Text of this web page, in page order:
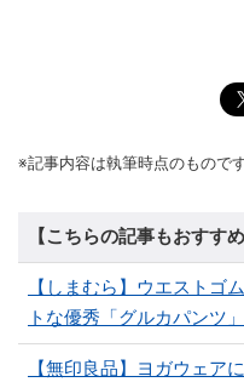
※記事内容は執筆時点のもので
【こちらの記事もおすすめ
【しまむら】ウエストゴ
トな優秀「グルカパンツ」
【無印良品】ヨガウェア